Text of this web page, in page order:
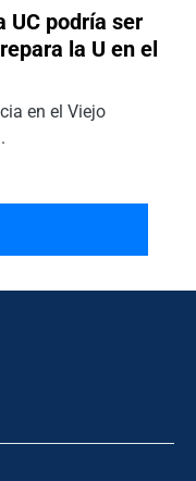
UC podría ser
la U en el
en el Viejo